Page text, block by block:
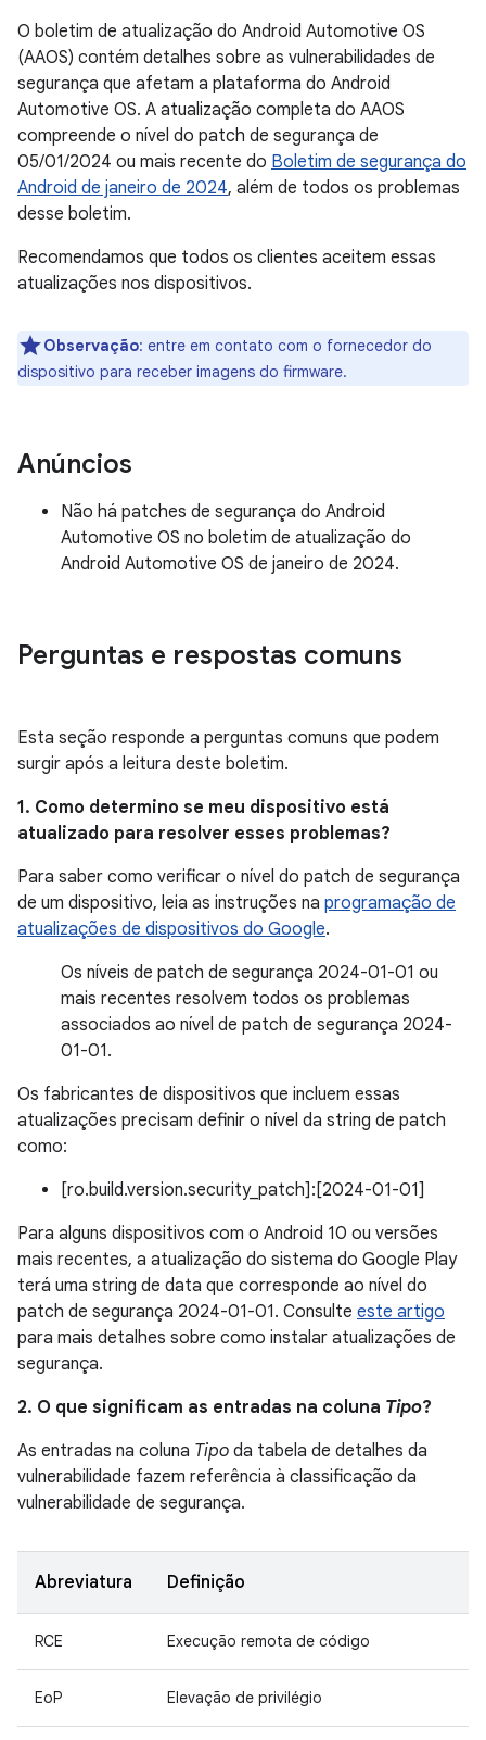
O boletim de atualização do Android Automotive OS
(AAOS) contém detalhes sobre as vulnerabilidades de
segurança que afetam a plataforma do Android
Automotive OS. A atualização completa do AAOS
compreende o nível do patch de segurança de
05/01/2024 ou mais recente do Boletim de segurança do
Android de janeiro de 2024, além de todos os problemas
desse boletim.
Recomendamos que todos os clientes aceitem essas
atualizações nos dispositivos.
Observação: entre em contato com o fornecedor do
dispositivo para receber imagens do firmware.
Anúncios
Não há patches de segurança do Android
Automotive OS no boletim de atualização do
Android Automotive OS de janeiro de 2024.
Perguntas e respostas comuns
Esta seção responde a perguntas comuns que podem
surgir após a leitura deste boletim.
1. Como determino se meu dispositivo está
atualizado para resolver esses problemas?
Para saber como verificar o nível do patch de segurança
de um dispositivo, leia as instruções na programação de
atualizações de dispositivos do Google.
Os níveis de patch de segurança 2024-01-01 ou
mais recentes resolvem todos os problemas
associados ao nível de patch de segurança 2024-
01-01.
Os fabricantes de dispositivos que incluem essas
atualizações precisam definir o nível da string de patch
como:
[ro.build.version.security_patch]:[2024-01-01]
Para alguns dispositivos com o Android 10 ou versões
mais recentes, a atualização do sistema do Google Play
terá uma string de data que corresponde ao nível do
patch de segurança 2024-01-01. Consulte este artigo
para mais detalhes sobre como instalar atualizações de
segurança.
2. O que significam as entradas na coluna Tipo?
As entradas na coluna Tipo da tabela de detalhes da
vulnerabilidade fazem referência à classificação da
vulnerabilidade de segurança.
Abreviatura Definição
RCE Execução remota de código
EoP Elevação de privilégio